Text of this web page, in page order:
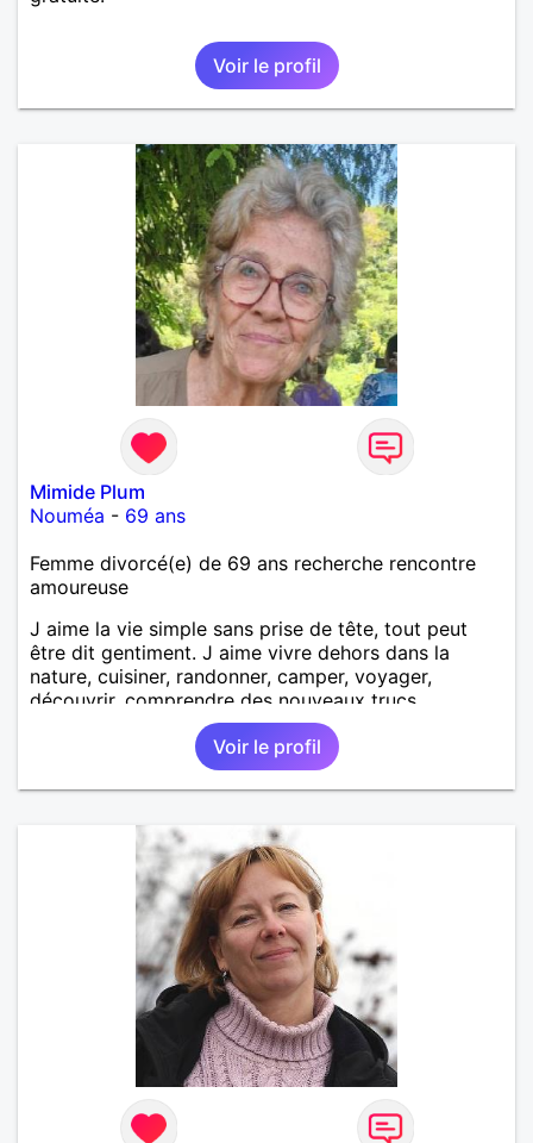
Voir le profil
Mimide Plum
Nouméa - 69 ans
Femme divorcé(e) de 69 ans recherche rencontre
amoureuse
J aime la vie simple sans prise de tête, tout peut
être dit gentiment. J aime vivre dehors dans la
nature, cuisiner, randonner, camper, voyager,
découvrir, comprendre des nouveaux trucs
techniques et sur la vie des êtres vivants. J aime
danser, faire la fête. Je ne bois pratiquement pas d
alcool, je fume rarement, je ris souvent. Je cherche
un vrai amoureux pour continuer à profiter de la vie
en ai marre je veux partagé et rigoler
Voir le profil